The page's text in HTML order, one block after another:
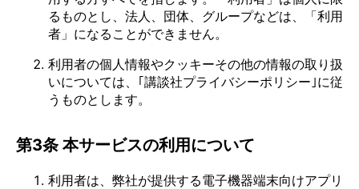
るものとし、法人、団体、グループなどは、「利用
者」になることができません。
利用者の個人情報やクッキーその他の情報の取り扱
いについては、｢講談社プライバシーポリシー｣に従
うものとします。
第3条 本サービスの利用について
利用者は、弊社が提供する電子機器端末向けアプリ